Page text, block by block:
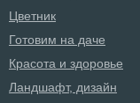
Цветник
Готовим на даче
Красота и здоровье
Ландшафт, дизайн